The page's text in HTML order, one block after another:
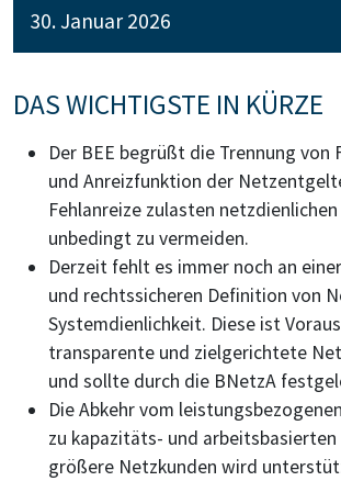
30. Januar 2026
DAS WICHTIGSTE IN KÜRZE
Der BEE begrüßt die Trennung von
und Anreizfunktion der
Fehlanreize zulasten
unbedingt zu vermeiden.
Derzeit fehlt es immer noch an
und rechtssicheren Definition von
Systemdienlichkeit. Diese ist
transparente und zielgerichtete
und sollte durch die BNetzA
Die Abkehr vom
zu kapazitäts- und
größere Netzkunden wird